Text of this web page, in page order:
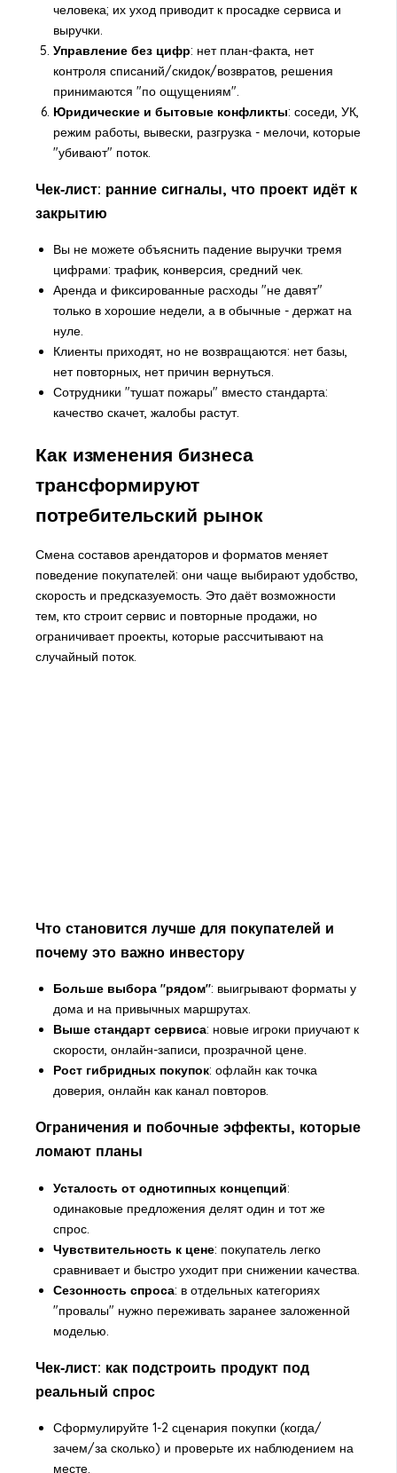
человека; их уход приводит к просадке сервиса и
выручки.
Управление без цифр: нет план-факта, нет
контроля списаний/скидок/возвратов, решения
принимаются "по ощущениям".
Юридические и бытовые конфликты: соседи, УК,
режим работы, вывески, разгрузка - мелочи, которые
"убивают" поток.
Чек‑лист: ранние сигналы, что проект идёт к
закрытию
Вы не можете объяснить падение выручки тремя
цифрами: трафик, конверсия, средний чек.
Аренда и фиксированные расходы "не давят"
только в хорошие недели, а в обычные - держат на
нуле.
Клиенты приходят, но не возвращаются: нет базы,
нет повторных, нет причин вернуться.
Сотрудники "тушат пожары" вместо стандарта:
качество скачет, жалобы растут.
Как изменения бизнеса
трансформируют
потребительский рынок
Смена составов арендаторов и форматов меняет
поведение покупателей: они чаще выбирают удобство,
скорость и предсказуемость. Это даёт возможности
тем, кто строит сервис и повторные продажи, но
ограничивает проекты, которые рассчитывают на
случайный поток.
Что становится лучше для покупателей и
почему это важно инвестору
Больше выбора "рядом": выигрывают форматы у
дома и на привычных маршрутах.
Выше стандарт сервиса: новые игроки приучают к
скорости, онлайн-записи, прозрачной цене.
Рост гибридных покупок: офлайн как точка
доверия, онлайн как канал повторов.
Ограничения и побочные эффекты, которые
ломают планы
Усталость от однотипных концепций:
одинаковые предложения делят один и тот же
спрос.
Чувствительность к цене: покупатель легко
сравнивает и быстро уходит при снижении качества.
Сезонность спроса: в отдельных категориях
"провалы" нужно переживать заранее заложенной
моделью.
Чек‑лист: как подстроить продукт под
реальный спрос
Сформулируйте 1-2 сценария покупки (когда/
зачем/за сколько) и проверьте их наблюдением на
месте.